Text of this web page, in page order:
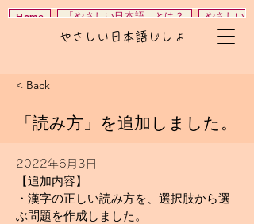
やさしい日本語じしょ
Home 「やさしい日本語」とは？ やさしい
< Back
「読み方」を追加しました。
2022年6月3日
【追加内容】
・漢字の正しい読み方を、選択肢から選
ぶ問題を作成しました。